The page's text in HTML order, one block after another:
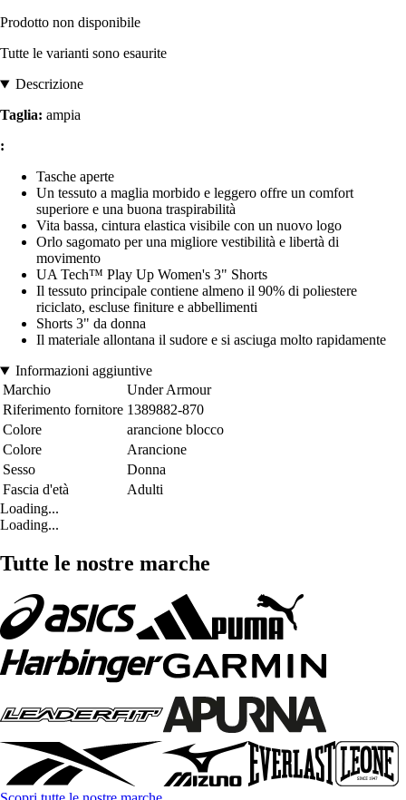
Prodotto non disponibile
Tutte le varianti sono esaurite
Descrizione
Taglia: ampia
:
Tasche aperte
Un tessuto a maglia morbido e leggero offre un comfort
superiore e una buona traspirabilità
Vita bassa, cintura elastica visibile con un nuovo logo
Orlo sagomato per una migliore vestibilità e libertà di
movimento
UA Tech™ Play Up Women's 3" Shorts
Il tessuto principale contiene almeno il 90% di poliestere
riciclato, escluse finiture e abbellimenti
Shorts 3" da donna
Il materiale allontana il sudore e si asciuga molto rapidamente
Informazioni aggiuntive
Marchio
Under Armour
Riferimento fornitore 1389882-870
Colore
arancione blocco
Colore
Arancione
Sesso
Donna
Fascia d'età
Adulti
Loading...
Loading...
Tutte le nostre marche